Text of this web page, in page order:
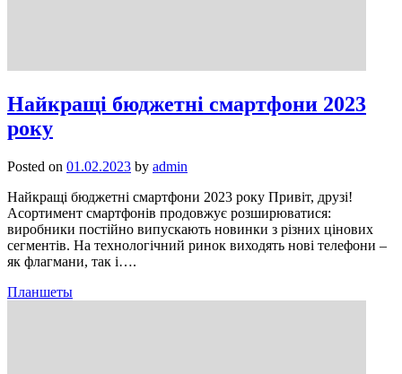
Найкращі бюджетні смартфони 2023
року
Posted on 01.02.2023 by admin
Найкращі бюджетні смартфони 2023 року Привіт, друзі!
Асортимент смартфонів продовжує розширюватися:
виробники постійно випускають новинки з різних цінових
сегментів. На технологічний ринок виходять нові телефони –
як флагмани, так і….
Планшеты